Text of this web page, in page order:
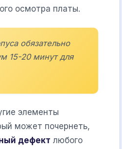
осмотра платы.
обязательно
15-20 минут для
элементы
может почернеть,
дефект любого